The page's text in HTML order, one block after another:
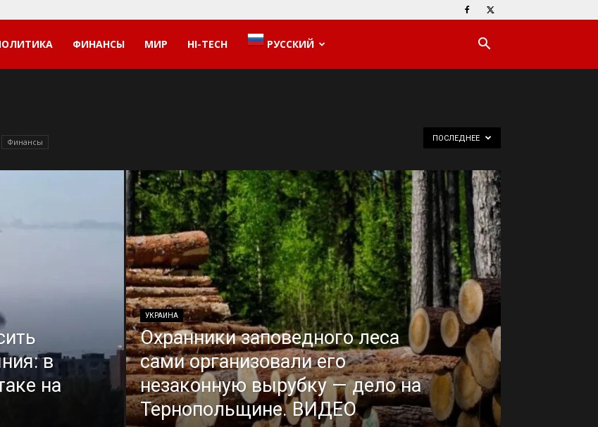
ФИНАНСЫ МИР HI-TECH РУССКИЙ
Финансы ПОСЛЕДНЕЕ
в
на
УКРАИНА
Охранники заповедного леса
сами организовали его
незаконную вырубку — дело на
Тернопольщине. ВИДЕО